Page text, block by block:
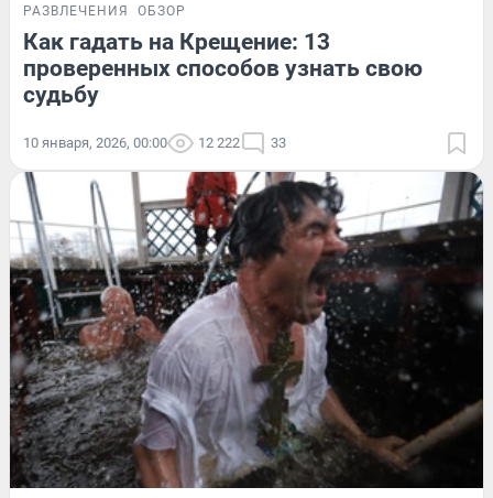
РАЗВЛЕЧЕНИЯ ОБЗОР
Как гадать на Крещение: 13
проверенных способов узнать свою
судьбу
10 января, 2026, 00:00 12 222 33